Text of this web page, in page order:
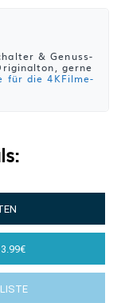
& Genuss-
gerne
für die 4KFilme-